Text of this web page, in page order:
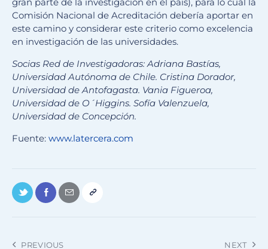
Comisión Nacional de Acreditación debería aportar en
este camino y considerar este criterio como excelencia
en investigación de las universidades.
Socias Red de Investigadoras: Adriana Bastías,
Universidad Autónoma de Chile. Cristina Dorador,
Universidad de Antofagasta. Vania Figueroa,
Universidad de O´Higgins. Sofía Valenzuela,
Universidad de Concepción.
Fuente: www.latercera.com
PREVIOUS NEXT